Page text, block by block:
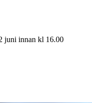
juni innan kl 16.00